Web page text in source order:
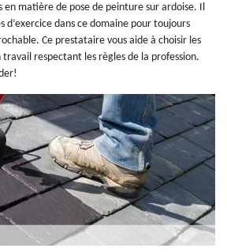
en matière de pose de peinture sur ardoise. Il
d’exercice dans ce domaine pour toujours
Ce prestataire vous aide à choisir les
respectant les règles de la profession.